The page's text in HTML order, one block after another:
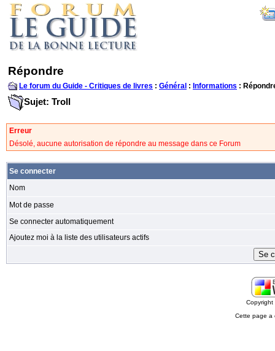
Répondre
Le forum du Guide - Critiques de livres : Général : Informations :
Sujet: Troll
Erreur
Désolé, aucune autorisation de répondre au message dans ce Forum
Se connecter
Nom
Mot de passe
Se connecter automatiquement
Ajoutez moi à la liste des utilisateurs actifs
Cette page a